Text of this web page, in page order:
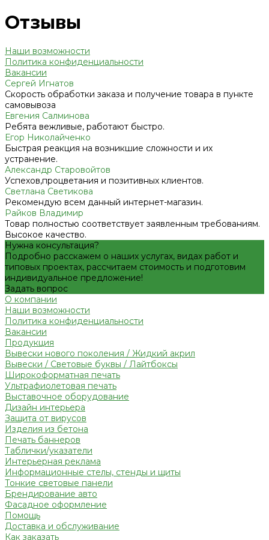
Отзывы
Наши возможности
Политика конфиденциальности
Вакансии
Сергей Игнатов
Скорость обработки заказа и получение товара в пункте
самовывоза
Евгения Салминова
Ребята вежливые, работают быстро.
Егор Николайченко
Быстрая реакция на возникшие сложности и их
устранение.
Александр Старовойтов
Успехов,процветания и позитивных клиентов.
Светлана Светикова
Рекомендую всем данный интернет-магазин.
Райков Владимир
Товар полностью соответствует заявленным требованиям.
Высокое качество.
Нужна консультация?
Подробно расскажем о наших услугах, видах работ и
типовых проектах, рассчитаем стоимость и подготовим
индивидуальное предложение!
Задать вопрос
О компании
Наши возможности
Политика конфиденциальности
Вакансии
Продукция
Вывески нового поколения / Жидкий акрил
Вывески / Световые буквы / Лайтбоксы
Широкоформатная печать
Ультрафиолетовая печать
Выставочное оборудование
Дизайн интерьера
Защита от вирусов
Изделия из бетона
Печать баннеров
Таблички/указатели
Интерьерная реклама
Информационные стелы, стенды и щиты
Тонкие световые панели
Брендирование авто
Фасадное оформление
Помощь
Доставка и обслуживание
Как заказать